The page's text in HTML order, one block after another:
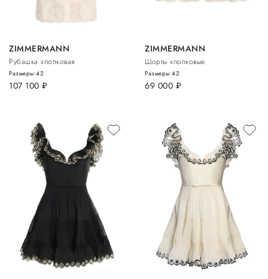
ZIMMERMANN
Рубашка хлопковая
107 100 руб.
Размеры:42
ZIMMERMANN
Шорты хлопковые
69 000 руб.
Размеры:42